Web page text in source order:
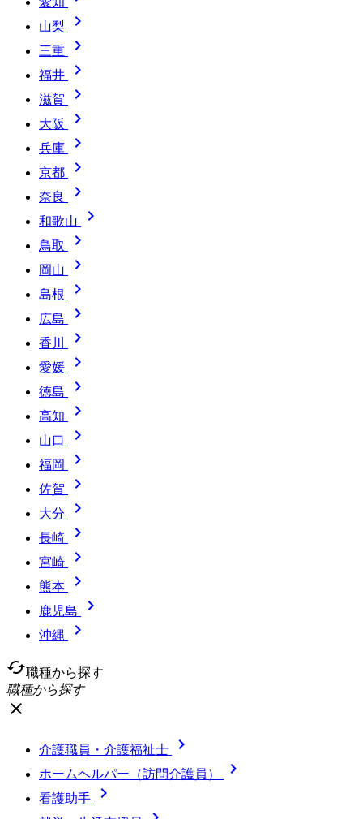
山梨 
三重 
福井 
滋賀 
大阪 
兵庫 
京都 
奈良 
和歌山 
鳥取 
岡山 
島根 
広島 
香川 
愛媛 
徳島 
高知 
山口 
福岡 
佐賀 
大分 
長崎 
宮崎 
熊本 
鹿児島 
沖縄

cached職種から探す
職種から探す
close
介護職員・介護福祉士 
ホームヘルパー（訪問介護員） 
看護助手 